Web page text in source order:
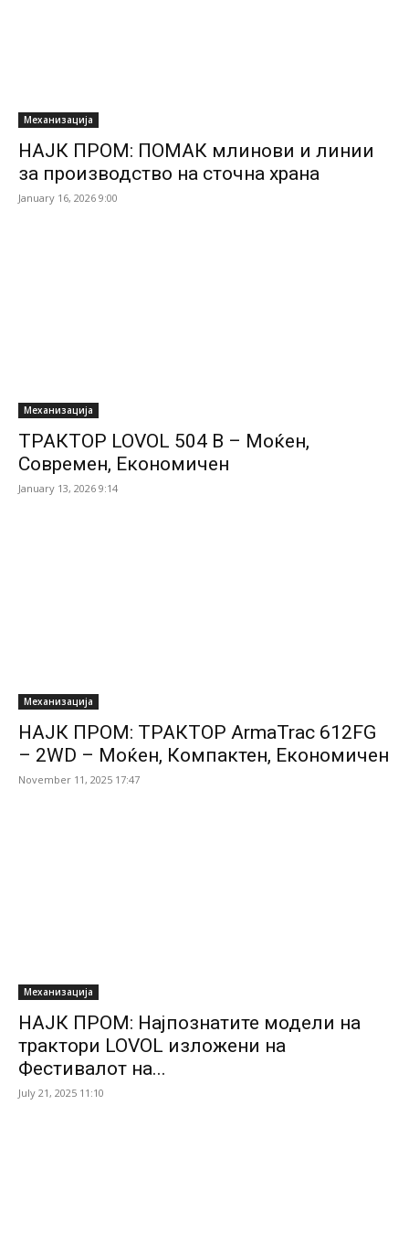
Механизација
НАЈК ПРОМ: ПОМАК млинови и линии
за производство на сточна храна
January 16, 2026 9:00
Механизација
ТРАКТОР LOVOL 504 B – Моќен,
Современ, Економичен
January 13, 2026 9:14
Механизација
НАЈК ПРОМ: ТРАКТОР ArmaTrac 612FG
– 2WD – Моќен, Компактен, Економичен
November 11, 2025 17:47
Механизација
НАЈК ПРОМ: Најпознатите модели на
трактори LOVOL изложени на
Фестивалот на...
July 21, 2025 11:10